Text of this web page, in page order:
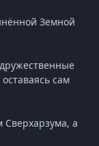
Земной
сам
а